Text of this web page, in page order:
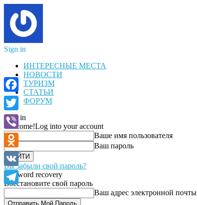
Sign in
ИНТЕРЕСНЫЕ МЕСТА
НОВОСТИ
ТУРИЗМ
СТАТЬИ
ФОРУМ
Sign in
Welcome!Log into your account
Ваше имя пользователя
Ваш пароль
Вы забыли свой пароль?
Password recovery
Восстановите свой пароль
Ваш адрес электронной почты
Facebook
Twitter
Viber
Odnoklassniki
VK